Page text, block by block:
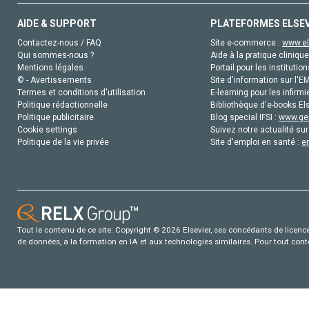
AIDE & SUPPORT
Contactez-nous / FAQ
Qui sommes-nous ?
Mentions légales
© - Avertissements
Termes et conditions d'utilisation
Politique rédactionnelle
Politique publicitaire
Cookie settings
Politique de la vie privée
PLATEFORMES
Site e-commerce :
Aide à la pratique
Portail pour les
Site d'information sur
E-learning pour les
Bibliothèque d'e-books
Blog special IFSI :
Suivez notre actualité
Site d'emploi en santé :
Tout le contenu de ce site: Copyright © 2026 Elsevier, ses concédants de
de données, a la formation en IA et aux technologies similaires. Pour tout